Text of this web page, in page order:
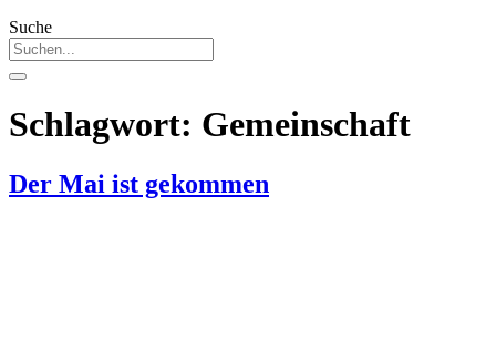
Suche
Schlagwort: Gemeinschaft
Der Mai ist gekommen